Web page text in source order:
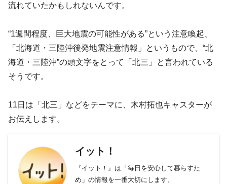
流れていたかもしれないんです。
“1週間程度、巨大地震の可能性がある”という注意喚起、
「北海道・三陸沖後発地震注意情報」というもので、“北
海道・三陸沖”の頭文字をとって「北三」と言われている
そうです。
11日は「北三」などをテーマに、木村拓也キャスターが
お伝えします。
イット！
『イット！』は「毎日を安心して暮らすた
め」の情報を一番大切にします。